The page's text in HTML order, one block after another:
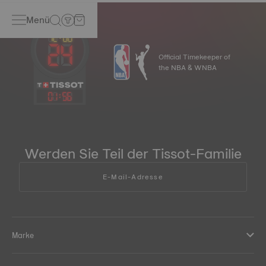
Menü
01:56
Official Timekeeper of
the NBA & WNBA
Werden Sie Teil der Tissot-Familie
E-Mail-Adresse
Marke